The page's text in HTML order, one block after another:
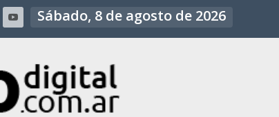
Sábado, 8 de agosto de 2026